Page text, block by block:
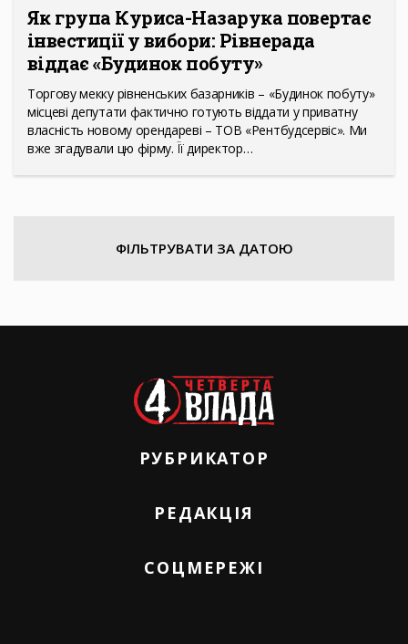
Як група Куриса-Назарука повертає
інвестиції у вибори: Рівнерада
віддає «Будинок побуту»
Торгову мекку рівненських базарників – «Будинок побуту»
місцеві депутати фактично готують віддати у приватну
власність новому орендареві – ТОВ «Рентбудсервіс». Ми
вже згадували цю фірму. Її директор…
ФІЛЬТРУВАТИ ЗА ДАТОЮ
РУБРИКАТОР
РЕДАКЦІЯ
СОЦМЕРЕЖІ